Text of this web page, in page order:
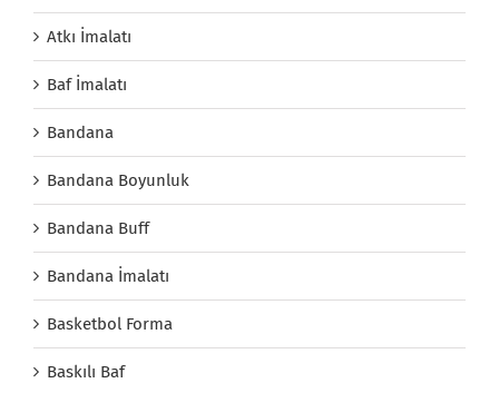
Atkı İmalatı
Baf İmalatı
Bandana
Bandana Boyunluk
Bandana Buff
Bandana İmalatı
Basketbol Forma
Baskılı Baf